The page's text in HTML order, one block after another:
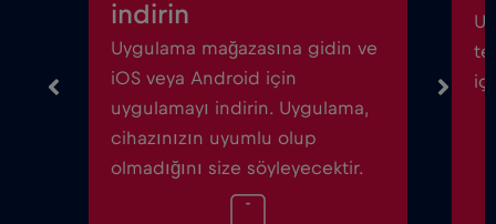
indirin
Uygulama mağazasına gidin ve
iOS veya Android için
uygulamayı indirin. Uygulama,
cihazınızın uyumlu olup
olmadığını size söyleyecektir.